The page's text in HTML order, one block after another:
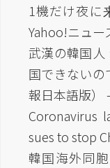
1機だけ夜に
Yahoo!ニュー
武漢の韓国
国できないの
報日本語版）
Coronavirus
sues to stop
韓国海外同